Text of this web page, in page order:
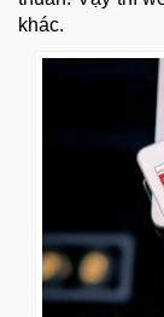
khác.